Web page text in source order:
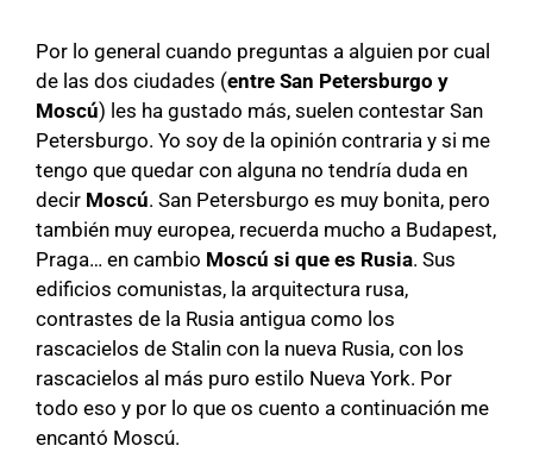
Por lo general cuando preguntas a alguien por cual
de las dos ciudades (entre San Petersburgo y
Moscú) les ha gustado más, suelen contestar San
Petersburgo. Yo soy de la opinión contraria y si me
tengo que quedar con alguna no tendría duda en
decir Moscú. San Petersburgo es muy bonita, pero
también muy europea, recuerda mucho a Budapest,
Praga… en cambio Moscú si que es Rusia. Sus
edificios comunistas, la arquitectura rusa,
contrastes de la Rusia antigua como los
rascacielos de Stalin con la nueva Rusia, con los
rascacielos al más puro estilo Nueva York. Por
todo eso y por lo que os cuento a continuación me
encantó Moscú.